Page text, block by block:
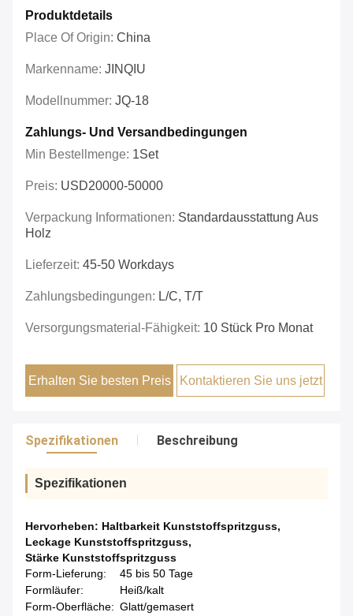
Produktdetails
Place Of Origin: China
Markenname: JINQIU
Modellnummer: JQ-18
Zahlungs- Und Versandbedingungen
Min Bestellmenge: 1Set
Preis: USD20000-50000
Verpackung Informationen: Standardausstattung Aus
Holz
Lieferzeit: 45-50 Workdays
Zahlungsbedingungen: L/C, T/T
Versorgungsmaterial-Fähigkeit: 10 Stück Pro Monat
Erhalten Sie besten Preis Kontaktieren Sie uns jetzt
Spezifikationen Beschreibung
Spezifikationen
Hervorheben: Haltbarkeit Kunststoffspritzguss,
Leckage Kunststoffspritzguss,
Stärke Kunststoffspritzguss
Form-Lieferung:
45 bis 50 Tage
Formläufer:
Heiß/kalt
Form-Oberfläche: Glatt/gemasert